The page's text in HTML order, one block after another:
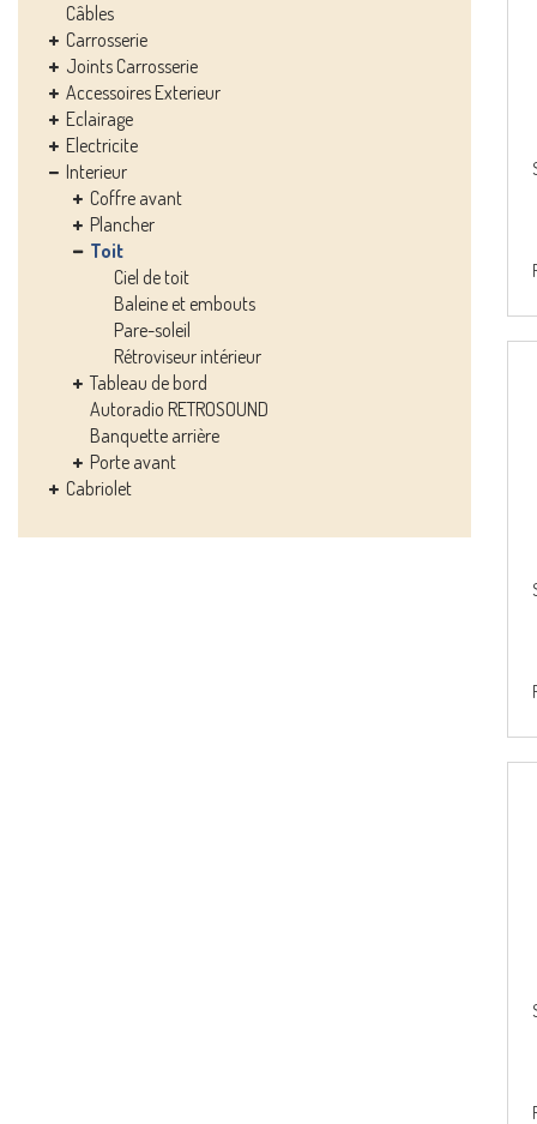
Câbles
Carrosserie
Joints Carrosserie
Accessoires Exterieur
Eclairage
Electricite
Interieur
Coffre avant
Plancher
Toit
Ciel de toit
Baleine et embouts
Pare-soleil
Rétroviseur intérieur
Tableau de bord
Autoradio RETROSOUND
Banquette arrière
Porte avant
Cabriolet